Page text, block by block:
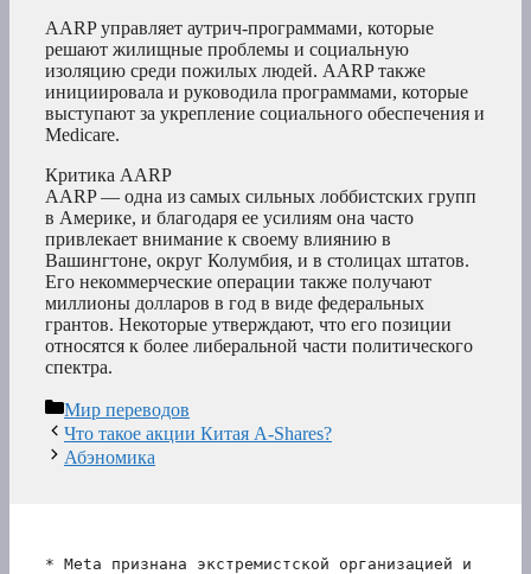
AARP управляет аутрич-программами, которые
решают жилищные проблемы и социальную
изоляцию среди пожилых людей. AARP также
инициировала и руководила программами, которые
выступают за укрепление социального обеспечения и
Medicare.
Критика AARP
AARP — одна из самых сильных лоббистских групп
в Америке, и благодаря ее усилиям она часто
привлекает внимание к своему влиянию в
Вашингтоне, округ Колумбия, и в столицах штатов.
Его некоммерческие операции также получают
миллионы долларов в год в виде федеральных
грантов. Некоторые утверждают, что его позиции
относятся к более либеральной части политического
спектра.
Рубрики
Мир переводов
Что такое акции Китая A-Shares?
Абэномика
* Meta признана экстремистской организацией и